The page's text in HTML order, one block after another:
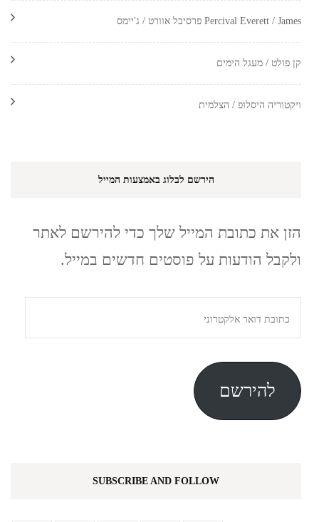
Percival Everett / James פרסיבל אוורט / ג'יימס
קן פולט / מעגל הימים
ויקטוריה היסלופ / הצלמית
הירשם לבלוג באמצעות המייל
הזן את כתובת המייל שלך כדי להירשם לאתר
ולקבל הודעות על פוסטים חדשים במייל.
דואר
אלקטרוני
להירשם
SUBSCRIBE AND FOLLOW